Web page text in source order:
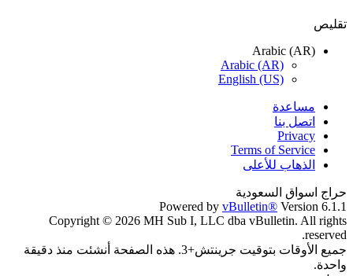
تقليص
Arabic (AR)
Arabic (AR)
English (US)
مساعدة
اتصل بنا
Privacy
Terms of Service
الذهاب للأعلى
حراج اسواق السعودية
Powered by vBulletin® Version 6.1.1
Copyright © 2026 MH Sub I, LLC dba vBulletin. All rights
reserved.
جميع الأوقات بتوقيت جرينتش+3. هذه الصفحة أنشئت منذ دقيقة
واحدة.